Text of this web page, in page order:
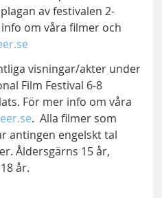
av festivalen 2-
om våra filmer och
visningar/akter under
Film Festival 6-8
För mer info om våra
. Alla filmer som
antingen engelskt tal
Åldersgärns 15 år,
år.